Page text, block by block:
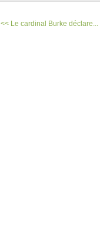
<< Le cardinal Burke déclare...